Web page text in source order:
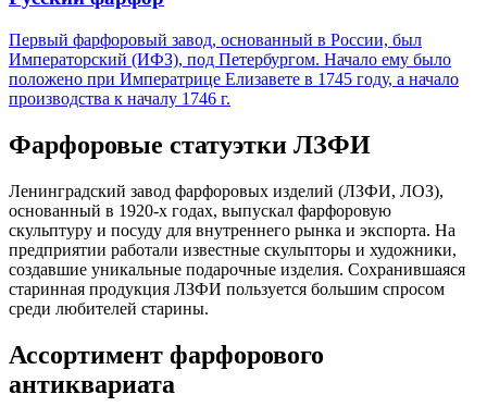
Первый фарфоровый завод, основанный в России, был
Императорский (ИФЗ), под Петербургом. Начало ему было
положено при Императрице Елизавете в 1745 году, а начало
производства к началу 1746 г.
Фарфоровые статуэтки ЛЗФИ
Ленинградский завод фарфоровых изделий (ЛЗФИ, ЛОЗ),
основанный в 1920-х годах, выпускал фарфоровую
скульптуру и посуду для внутреннего рынка и экспорта. На
предприятии работали известные скульпторы и художники,
создавшие уникальные подарочные изделия. Сохранившаяся
старинная продукция ЛЗФИ пользуется большим спросом
среди любителей старины.
Ассортимент фарфорового
антиквариата